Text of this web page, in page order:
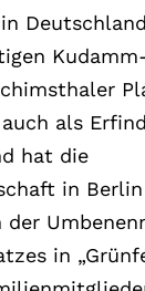
als
hat die
in
in